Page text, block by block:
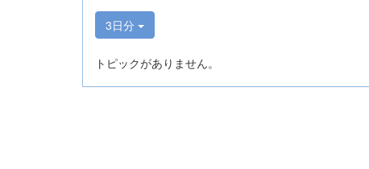
3日分
トピックがありません。